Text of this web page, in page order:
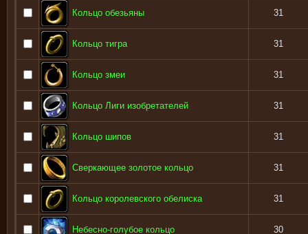
Кольцо обезьяны 31
Кольцо тигра 31
Кольцо змеи 31
Кольцо Лиги изобретателей 31
Кольцо шипов 31
Сверкающее золотое кольцо 31
Кольцо королевского обелиска 31
Небесно-голубое кольцо 30